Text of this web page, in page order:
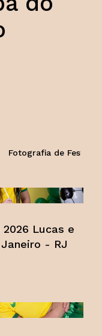
Fotografia de Festa
2026 Lucas e
- RJ